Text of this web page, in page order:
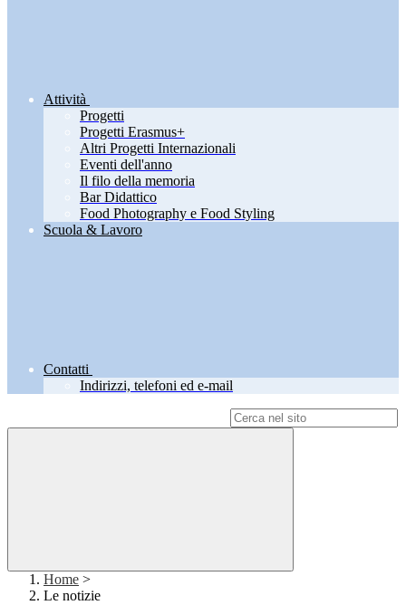
Attività
Progetti
Progetti Erasmus+
Altri Progetti Internazionali
Eventi dell'anno
Il filo della memoria
Bar Didattico
Food Photography e Food Styling
Scuola & Lavoro
Contatti
Indirizzi, telefoni ed e-mail
Home >
Le notizie